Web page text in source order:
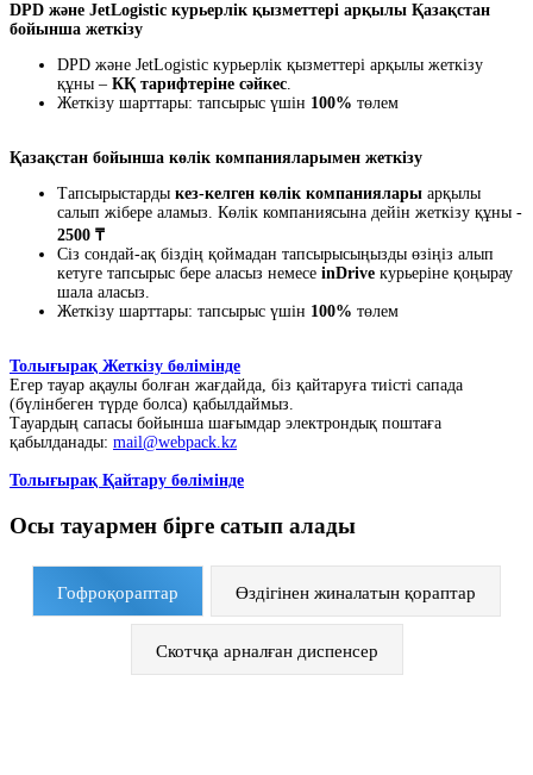
DPD және JetLogistic курьерлік қызметтері арқылы Қазақстан
бойынша жеткізу
DPD және JetLogistic курьерлік қызметтері арқылы жеткізу
құны – КҚ тарифтеріне сәйкес.
Жеткізу шарттары: тапсырыс үшін 100% төлем
Қазақстан бойынша көлік компанияларымен жеткізу
Тапсырыстарды кез-келген көлік компаниялары арқылы
салып жібере аламыз. Көлік компаниясына дейін жеткізу құны -
2500 ₸
Сіз сондай-ақ біздің қоймадан тапсырысыңызды өзіңіз алып
кетуге тапсырыс бере аласыз немесе inDrive курьеріне қоңырау
шала аласыз.
Жеткізу шарттары: тапсырыс үшін 100% төлем
Толығырақ Жеткізу бөлімінде
Егер тауар ақаулы болған жағдайда, біз қайтаруға тиісті сапада
(бүлінбеген түрде болса) қабылдаймыз.
Тауардың сапасы бойынша шағымдар электрондық поштаға
қабылданады: mail@webpack.kz
Толығырақ Қайтару бөлімінде
Осы тауармен бірге сатып алады
Гофроқораптар Өздігінен жиналатын қораптар
Скотчқа арналған диспенсер